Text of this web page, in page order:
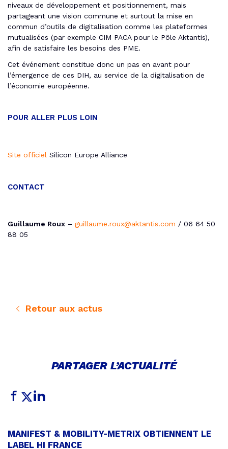
niveaux de développement et positionnement, mais
partageant une vision commune et surtout la mise en
commun d’outils de digitalisation comme les plateformes
mutualisées (par exemple CIM PACA pour le Pôle Aktantis),
afin de satisfaire les besoins des PME.
Cet événement constitue donc un pas en avant pour
l’émergence de ces DIH, au service de la digitalisation de
l’économie européenne.
POUR ALLER PLUS LOIN
Site officiel Silicon Europe Alliance
CONTACT
Guillaume Roux – guillaume.roux@aktantis.com / 06 64 50
88 05
Retour aux actus
PARTAGER L’ACTUALITÉ
MANIFEST & MOBILITY-METRIX OBTIENNENT LE
LABEL HI FRANCE